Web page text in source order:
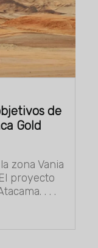
de
Gold
zona Vania
proyecto
. . .